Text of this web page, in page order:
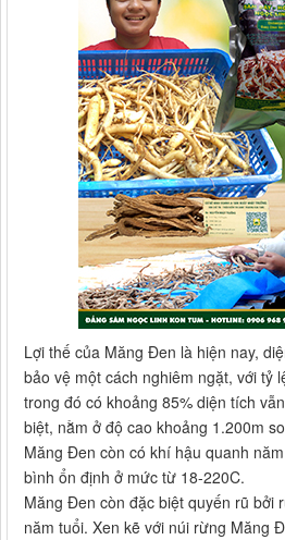
Lợi thế của Măng Đen là hiện nay,
bảo vệ một cách nghiêm ngặt, với tỷ
trong đó có khoảng 85% diện tích
biệt, nằm ở độ cao khoảng 1.200m
Măng Đen còn có khí hậu quanh
bình ổn định ở mức từ 18-220C.
Măng Đen còn đặc biệt quyến rũ bởi
năm tuổi. Xen kẽ với núi rừng Măng